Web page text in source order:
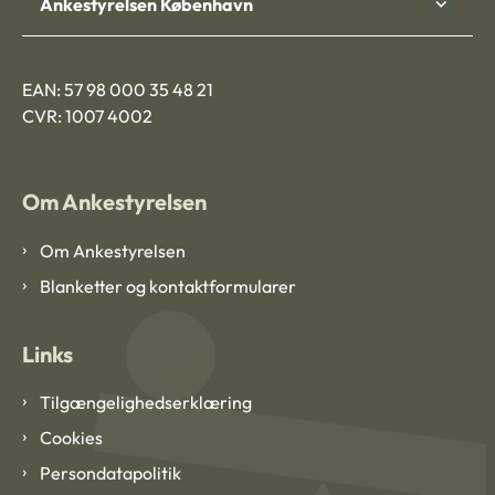
EAN: 57 98 000 35 48 21
CVR: 1007 4002
Om Ankestyrelsen
Om Ankestyrelsen
Blanketter og kontaktformularer
Links
Tilgængelighedserklæring
Cookies
Persondatapolitik